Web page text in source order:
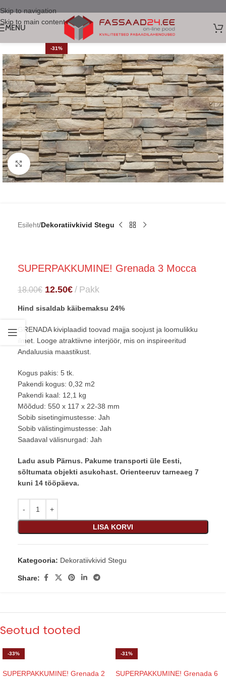
Skip to navigation
Skip to main content
MENU
-31%
Click to enlarge
Esileht Dekoratiivkivid Stegu
SUPERPAKKUMINE! Grenada 3 Mocca
18.00€ 12.50€ Pakk
Hind sisaldab käibemaksu 24%
GRENADA kiviplaadid toovad majja soojust ja loomulikku
ilmet. Looge atraktiivne interjöör, mis on inspireeritud
Andaluusia maastikust.
Kogus pakis: 5 tk.
Pakendi kogus: 0,32 m2
Pakendi kaal: 12,1 kg
Mõõdud: 550 x 117 x 22-38 mm
Sobib sisetingimustesse: Jah
Sobib välistingimustesse: Jah
Saadaval välisnurgad: Jah
Ladu asub Pärnus. Pakume transporti üle Eesti,
sõltumata objekti asukohast. Orienteeruv tarneaeg 7
kuni 14 tööpäeva.
LISA KORVI
Kategooria: Dekoratiivkivid Stegu
Share:
Seotud tooted
-33%
SUPERPAKKUMINE! Grenada 2
-31%
SUPERPAKKUMINE! Grenada 6